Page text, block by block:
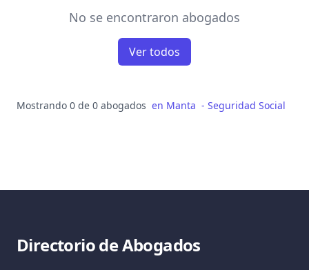
No se encontraron abogados
Ver todos
Mostrando 0 de 0 abogados en Manta - Seguridad Social
Directorio de Abogados